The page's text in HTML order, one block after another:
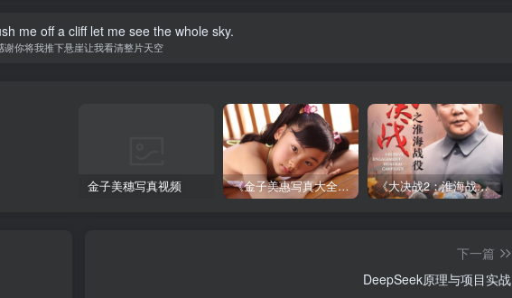
me off a cliff let me see the whole sky.
谢你将我推下悬崖让我看清整片天空
金子美穗写真视频 《金子美惠写真大全》第一卷 《大决战2：淮海战役》1991
下一篇
DeepSeek原理与项目实战